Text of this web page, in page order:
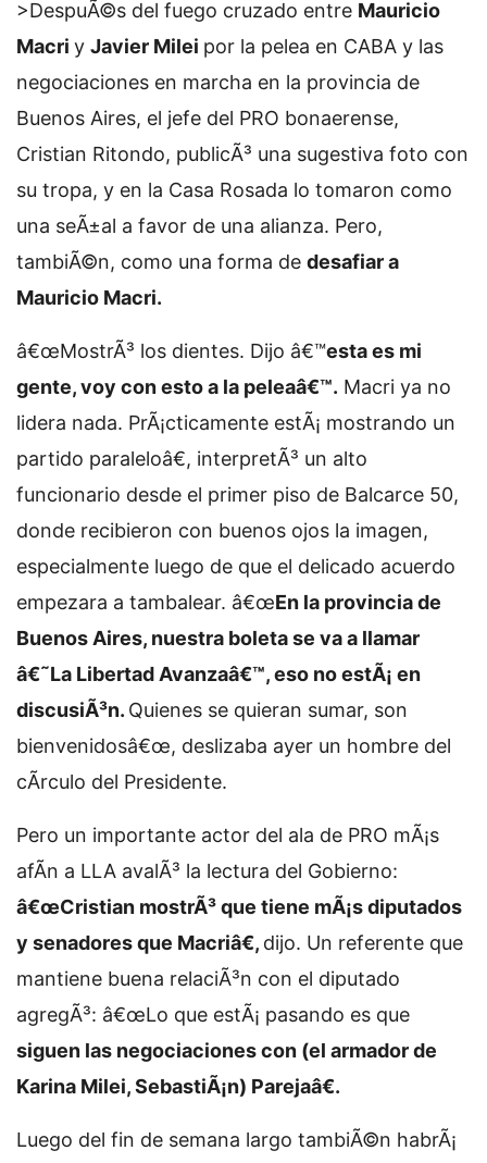
>DespuÃ©s del fuego cruzado entre Mauricio
Macri y Javier Milei por la pelea en CABA y las
negociaciones en marcha en la provincia de
Buenos Aires, el jefe del PRO bonaerense,
Cristian Ritondo, publicÃ³ una sugestiva foto con
su tropa, y en la Casa Rosada lo tomaron como
una seÃ±al a favor de una alianza. Pero,
tambiÃ©n, como una forma de desafiar a
Mauricio Macri.
â€œMostrÃ³ los dientes. Dijo â€™esta es mi
gente, voy con esto a la peleaâ€™. Macri ya no
lidera nada. PrÃ¡cticamente estÃ¡ mostrando un
partido paraleloâ€, interpretÃ³ un alto
funcionario desde el primer piso de Balcarce 50,
donde recibieron con buenos ojos la imagen,
especialmente luego de que el delicado acuerdo
empezara a tambalear. â€œEn la provincia de
Buenos Aires, nuestra boleta se va a llamar
â€˜La Libertad Avanzaâ€™, eso no estÃ¡ en
discusiÃ³n. Quienes se quieran sumar, son
bienvenidosâ€œ, deslizaba ayer un hombre del
cÃ­rculo del Presidente.
Pero un importante actor del ala de PRO mÃ¡s
afÃ­n a LLA avalÃ³ la lectura del Gobierno:
â€œCristian mostrÃ³ que tiene mÃ¡s diputados
y senadores que Macriâ€, dijo. Un referente que
mantiene buena relaciÃ³n con el diputado
agregÃ³: â€œLo que estÃ¡ pasando es que
siguen las negociaciones con (el armador de
Karina Milei, SebastiÃ¡n) Parejaâ€.
Luego del fin de semana largo tambiÃ©n habrÃ¡